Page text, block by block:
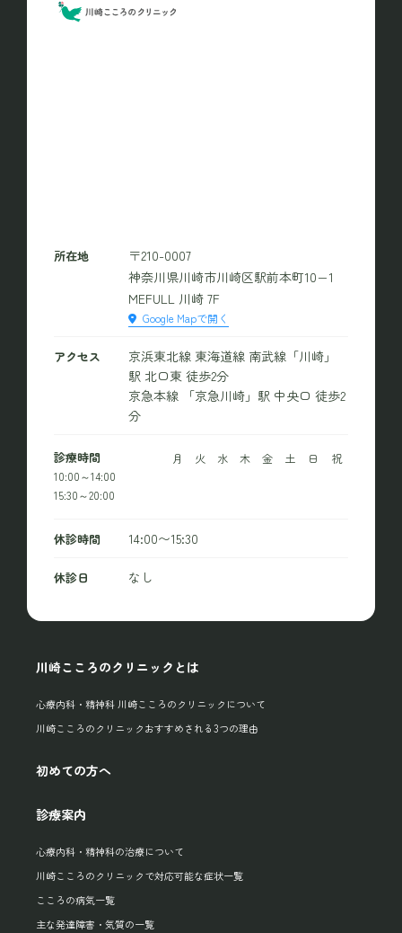
所在地
〒210-0007
神奈川県川崎市川崎区駅前本町10−1
MEFULL 川崎 7F
Google Mapで開く
アクセス
京浜東北線 東海道線 南武線「川崎」
駅 北口東 徒歩2分
京急本線 「京急川崎」駅 中央口 徒歩2
分
診療時間 月 火 水 木 金 土 日
祝
10:00～14:00
15:30～20:00
休診時間 14:00〜15:30
休診日 なし
川崎こころのクリニックとは
心療内科・精神科 川崎こころのクリニックについて
川崎こころのクリニックおすすめされる3つの理由
初めての方へ
診療案内
心療内科・精神科の治療について
川崎こころのクリニックで対応可能な症状一覧
こころの病気一覧
主な発達障害・気質の一覧